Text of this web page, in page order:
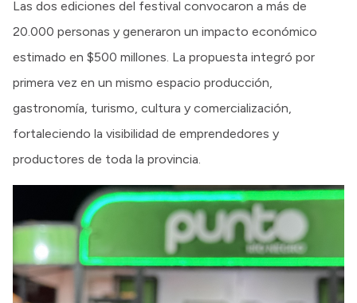
Las dos ediciones del festival convocaron a más de
20.000 personas y generaron un impacto económico
estimado en $500 millones. La propuesta integró por
primera vez en un mismo espacio producción,
gastronomía, turismo, cultura y comercialización,
fortaleciendo la visibilidad de emprendedores y
productores de toda la provincia.